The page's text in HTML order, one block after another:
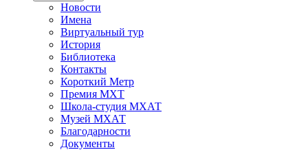
Новости
Имена
Виртуальный тур
История
Библиотека
Контакты
Короткий Метр
Премия МХТ
Школа-студия МХАТ
Музей МХАТ
Благодарности
Документы